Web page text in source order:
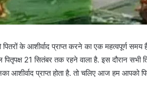
के आशीर्वाद प्राप्त करने का एक महत्वपूर्ण समय
21 सितंबर तक रहने वाला है. इस दौरान सभी
आशीर्वाद प्राप्त होता है. तो चलिए आज हम आपको